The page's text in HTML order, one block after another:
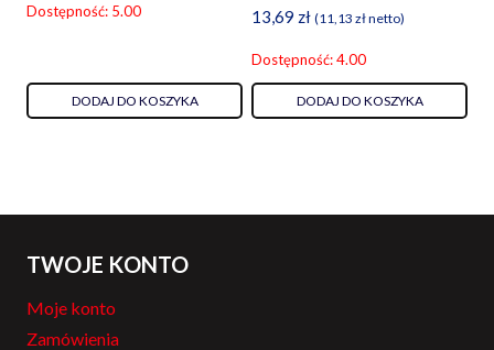
Dostępność: 5.00
DODAJ DO KOSZYKA
13,69 zł (11,13 złnetto)
Dostępność: 4.00
DODAJ DO KOSZYKA
TWOJE KONTO
Moje konto
Zamówienia